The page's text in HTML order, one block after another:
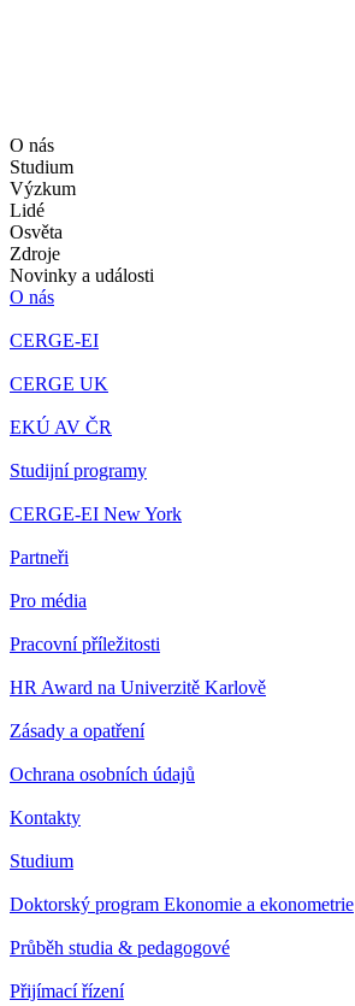
O nás
Studium
Výzkum
Lidé
Osvěta
Zdroje
Novinky a události
O nás
CERGE-EI
CERGE UK
EKÚ AV ČR
Studijní programy
CERGE-EI New York
Partneři
Pro média
Pracovní příležitosti
HR Award na Univerzitě Karlově
Zásady a opatření
Ochrana osobních údajů
Kontakty
Studium
Doktorský program Ekonomie a ekonometrie
Průběh studia & pedagogové
Přijímací řízení